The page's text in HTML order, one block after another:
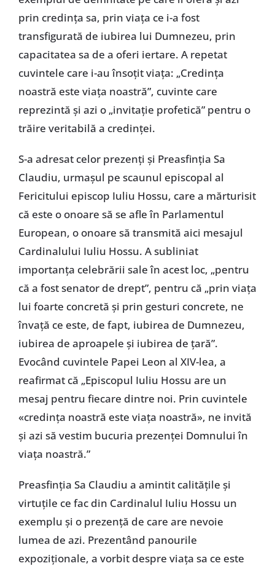
prin credința sa, prin viața ce i-a fost
transfigurată de iubirea lui Dumnezeu, prin
capacitatea sa de a oferi iertare. A repetat
cuvintele care i-au însoțit viața: „Credința
noastră este viața noastră”, cuvinte care
reprezintă și azi o „invitație profetică” pentru o
trăire veritabilă a credinței.
S-a adresat celor prezenți și Preasfinția Sa
Claudiu, urmașul pe scaunul episcopal al
Fericitului episcop Iuliu Hossu, care a mărturisit
că este o onoare să se afle în Parlamentul
European, o onoare să transmită aici mesajul
Cardinalului Iuliu Hossu. A subliniat
importanța celebrării sale în acest loc, „pentru
că a fost senator de drept”, pentru că „prin viața
lui foarte concretă și prin gesturi concrete, ne
învață ce este, de fapt, iubirea de Dumnezeu,
iubirea de aproapele și iubirea de țară”.
Evocând cuvintele Papei Leon al XIV-lea, a
reafirmat că „Episcopul Iuliu Hossu are un
mesaj pentru fiecare dintre noi. Prin cuvintele
«credința noastră este viața noastră», ne invită
și azi să vestim bucuria prezenței Domnului în
viața noastră.”
Preasfinția Sa Claudiu a amintit calitățile și
virtuțile ce fac din Cardinalul Iuliu Hossu un
exemplu și o prezență de care are nevoie
lumea de azi. Prezentând panourile
expoziționale, a vorbit despre viața sa ce este